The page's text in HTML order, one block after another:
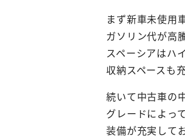
まず新車未使用
ガソリン代が高
スペーシアはハ
収納スペースも
続いて中古車の
グレードによっ
装備が充実して